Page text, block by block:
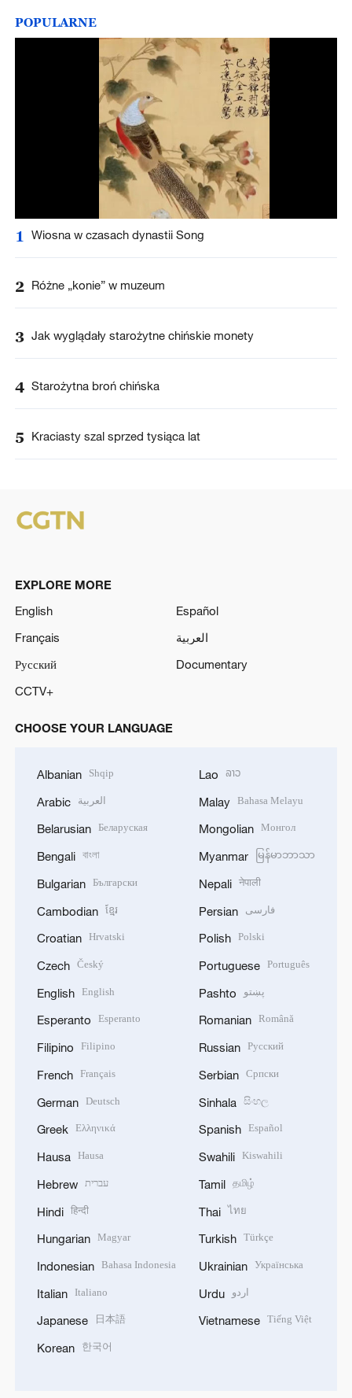
POPULARNE
1 Wiosna w czasach dynastii Song
2 Różne „konie” w muzeum
3 Jak wyglądały starożytne chińskie monety
4 Starożytna broń chińska
5 Kraciasty szal sprzed tysiąca lat
EXPLORE MORE
English
Español
Français
العربية
Русский
Documentary
CCTV+
CHOOSE YOUR LANGUAGE
Albanian Shqip
Arabic العربية
Belarusian Беларуская
Bengali বাংলা
Bulgarian Български
Cambodian ខ្មែរ
Croatian Hrvatski
Czech Český
English English
Esperanto Esperanto
Filipino Filipino
French Français
German Deutsch
Greek Ελληνικά
Hausa Hausa
Hebrew עברית
Hindi हिन्दी
Hungarian Magyar
Indonesian Bahasa Indonesia
Italian Italiano
Japanese 日本語
Korean 한국어
Lao ລາວ
Malay Bahasa Melayu
Mongolian Монгол
Myanmar မြန်မာဘာသာ
Nepali नेपाली
Persian فارسی
Polish Polski
Portuguese Português
Pashto پښتو
Romanian Română
Russian Русский
Serbian Српски
Sinhala සිංහල
Spanish Español
Swahili Kiswahili
Tamil தமிழ்
Thai ไทย
Turkish Türkçe
Ukrainian Українська
Urdu اردو
Vietnamese Tiếng Việt